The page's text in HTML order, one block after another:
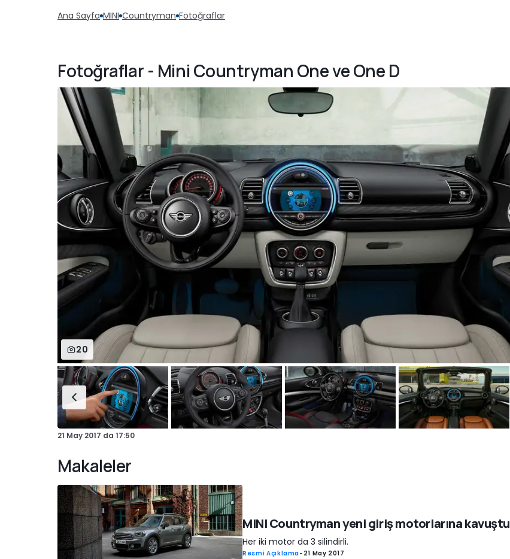
Ana Sayfa MINI Countryman Fotoğraflar
Fotoğraflar - Mini Countryman One ve One D
20
21 May 2017 da 17:50
Makaleler
MINI Countryman yeni giriş motorlarına kavuştu
Her iki motor da 3 silindirli.
Resmi Açıklama- 21 May 2017